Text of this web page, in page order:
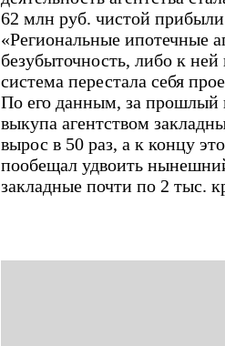
62 млн руб. чистой
«Региональные ипотечные
безубыточность, либо к
система перестала себя
По его данным, за прошлый
выкупа агентством
вырос в 50 раз, а к концу
пообещал удвоить
закладные почти по 2 тыс.